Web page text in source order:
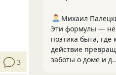
3
Михаил
Эти формулы — не
поэтика быта, где
действие
заботы о доме и